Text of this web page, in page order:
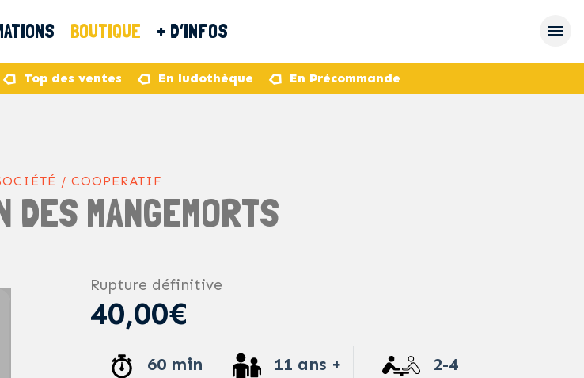
BOUTIQUE + D’INFOS
Top des ventes En ludothèque En Précommande
/ COOPERATIF
DES MANGEMORTS
Rupture définitive
40,00€
60 min 11 ans + 2-4